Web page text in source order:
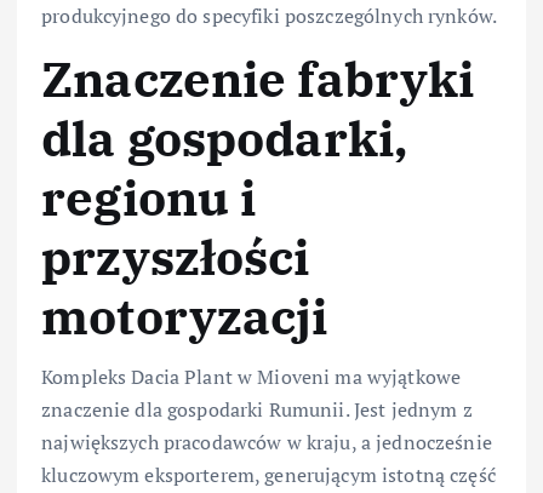
produkcyjnego do specyfiki poszczególnych rynków.
Znaczenie fabryki
dla gospodarki,
regionu i
przyszłości
motoryzacji
Kompleks Dacia Plant w Mioveni ma wyjątkowe
znaczenie dla gospodarki Rumunii. Jest jednym z
największych pracodawców w kraju, a jednocześnie
kluczowym eksporterem, generującym istotną część